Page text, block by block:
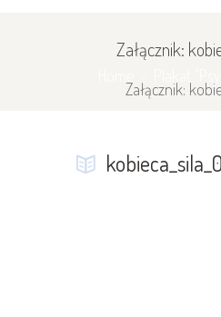
Załącznik:
Załącznik: